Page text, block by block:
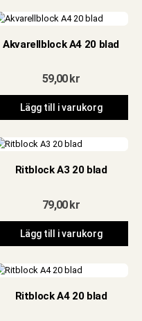
Akvarellblock A4 20 blad
59,00kr
Lägg till i varukorg
Ritblock A3 20 blad
79,00kr
Lägg till i varukorg
Ritblock A4 20 blad